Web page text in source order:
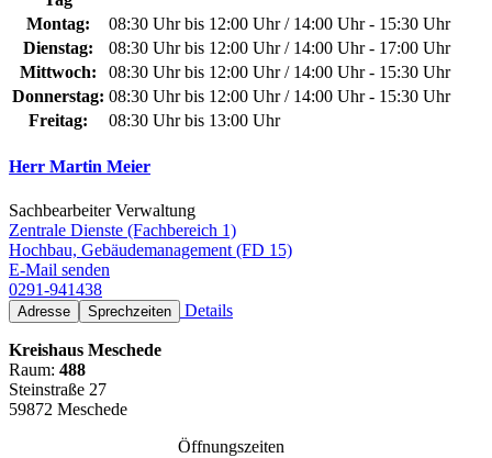
Montag:
08:30 Uhr bis 12:00 Uhr / 14:00 Uhr - 15:30 Uhr
Dienstag:
08:30 Uhr bis 12:00 Uhr / 14:00 Uhr - 17:00 Uhr
Mittwoch:
08:30 Uhr bis 12:00 Uhr / 14:00 Uhr - 15:30 Uhr
Donnerstag: 08:30 Uhr bis 12:00 Uhr / 14:00 Uhr - 15:30 Uhr
Freitag:
08:30 Uhr bis 13:00 Uhr
Herr Martin Meier
Sachbearbeiter Verwaltung
Zentrale Dienste (Fachbereich 1)
Hochbau, Gebäudemanagement (FD 15)
E-Mail senden
0291-941438
Adresse Sprechzeiten Details
Kreishaus Meschede
Raum: 488
Steinstraße 27
59872 Meschede
Öffnungszeiten